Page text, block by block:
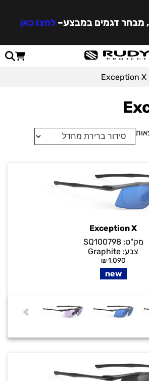
מבחר דגמים במבצע–לחצו כאן
Exception X
מק"ט:SQ100798
צבע: Graphite
₪1,090
new